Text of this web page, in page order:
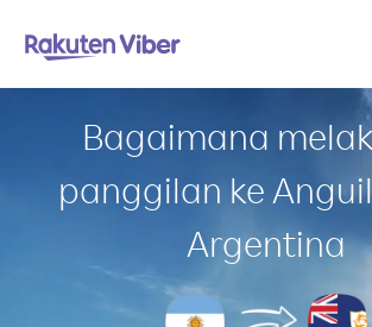
Bagaimana
panggilan ke
Argentina